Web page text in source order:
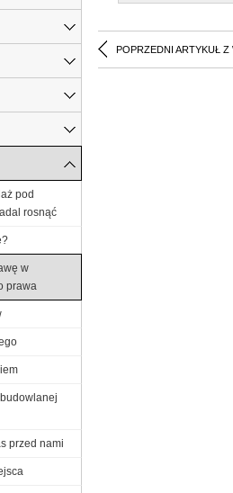
POPRZEDNI ARTYKUŁ Z
pod
rosnąć
w
prawa
przed nami